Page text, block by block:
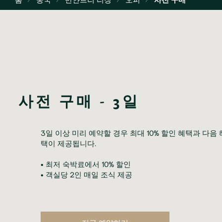
사전 구매 - 3일
3일 이상 미리 예약할 경우 최대 10% 할인 혜택과 다음
택이 제공됩니다.
• 최저 숙박료에서 10% 할인
• 객실당 2인 매일 조식 제공